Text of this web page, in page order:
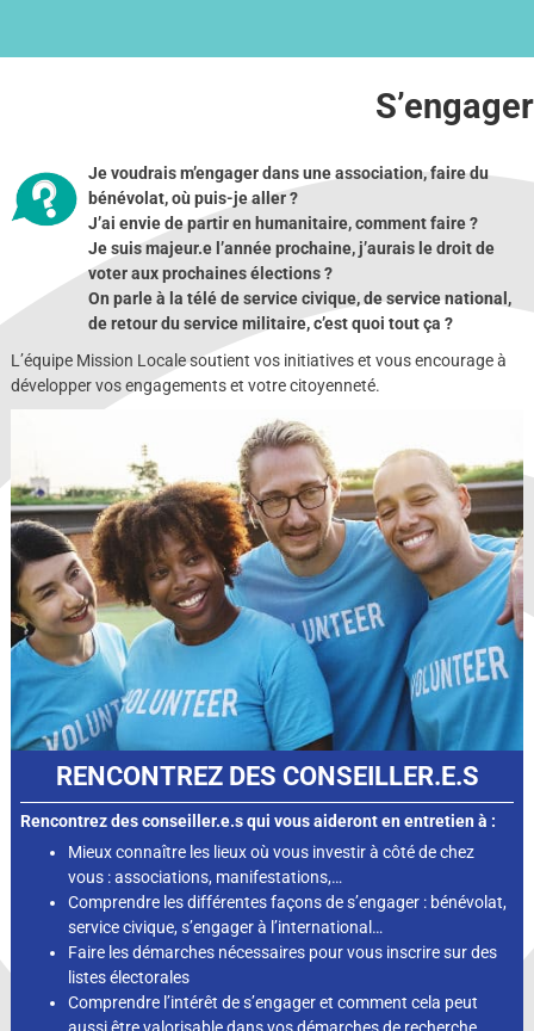
S’engager
Je voudrais m’engager dans une association, faire du
bénévolat, où puis-je aller ?
J’ai envie de partir en humanitaire, comment faire ?
Je suis majeur.e l’année prochaine, j’aurais le droit de
voter aux prochaines élections ?
On parle à la télé de service civique, de service national,
de retour du service militaire, c’est quoi tout ça ?
L’équipe Mission Locale soutient vos initiatives et vous encourage à
développer vos engagements et votre citoyenneté.
RENCONTREZ DES CONSEILLER.E.S
Rencontrez des conseiller.e.s qui vous aideront en entretien à :
Mieux connaître les lieux où vous investir à côté de chez
vous : associations, manifestations,…
Comprendre les différentes façons de s’engager : bénévolat,
service civique, s’engager à l’international…
Faire les démarches nécessaires pour vous inscrire sur des
listes électorales
Comprendre l’intérêt de s’engager et comment cela peut